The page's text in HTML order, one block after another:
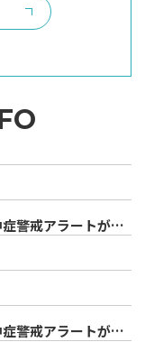
警戒アラートが発
警戒アラートが発